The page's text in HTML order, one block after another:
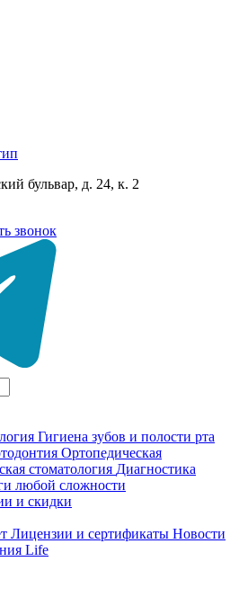
бульвар, д. 24, к. 2
звонок
Гигиена зубов и полости рта
Ортопедическая
стоматология Диагностика
любой сложности
и скидки
Лицензии и сертификаты Новости
Life